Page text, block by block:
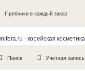
Пробники в каждый заказ
Поиск Учетная запись